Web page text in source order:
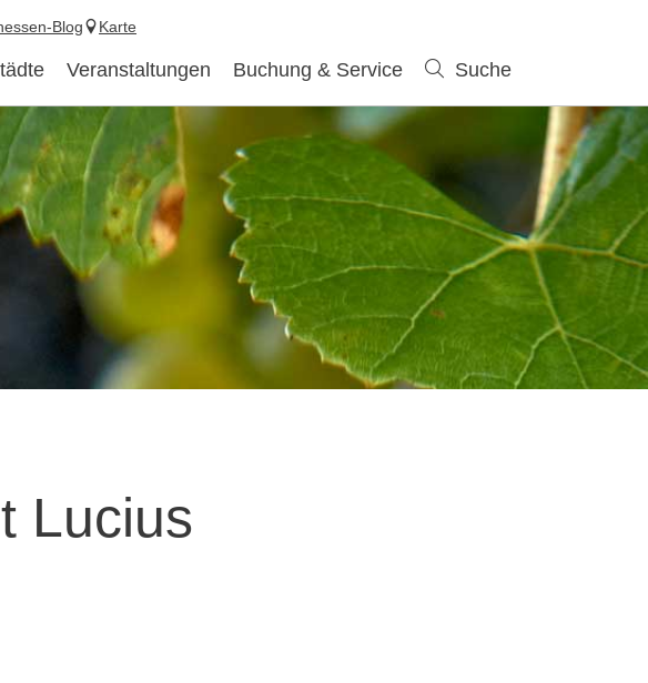
Veranstaltungen Buchung & Service Suche
Blog Karte
Lucius